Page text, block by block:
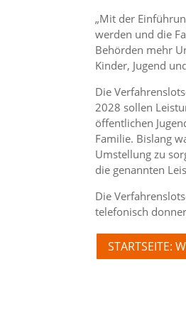
„Mit der
werden und die
Behörden mehr
Kinder, Jugend
Die
2028 sollen
öffentlichen
Familie. Bislang
Umstellung zu
die genannten
Die
telefonisch
STARTSEITE: